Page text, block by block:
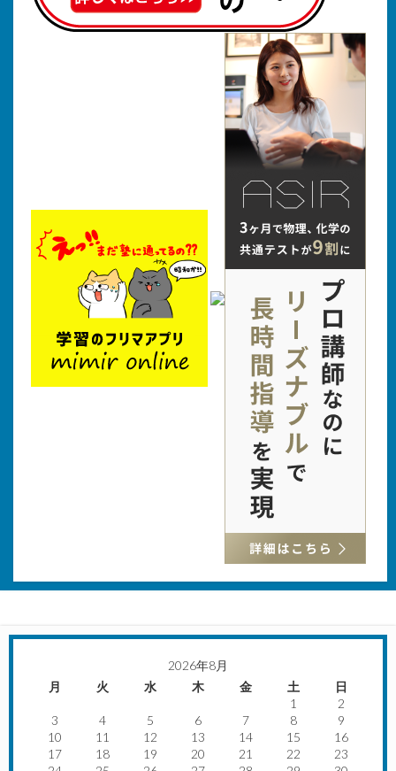
2026年8月
月
火 水 木 金 土
日
1
2
3
4 5 6 7 8
9
10
11 12 13 14 15
16
17
18 19 20 21 22
23